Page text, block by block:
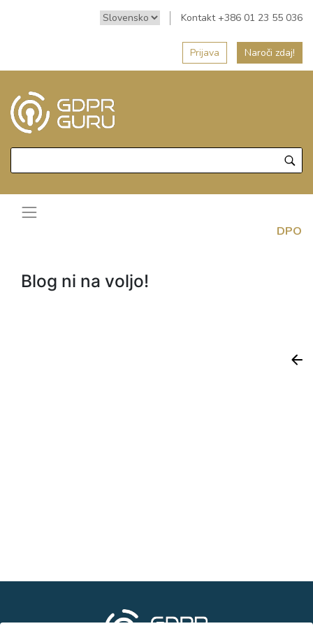
Kontakt +386 01 23 55 036
Prijava Naroči zdaj!
DPO
Blog ni na voljo!